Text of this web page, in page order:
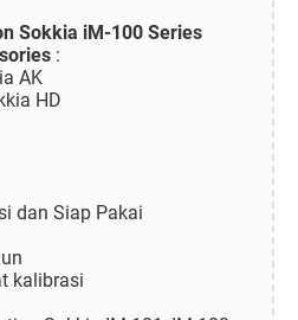
Sokkia iM-100 Series
:
AK
HD
dan Siap Pakai
kalibrasi